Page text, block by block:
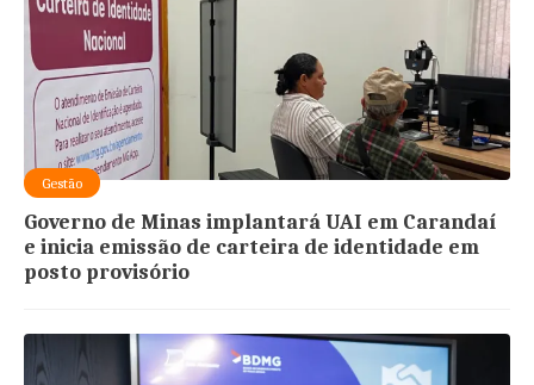
Gestão
Governo de Minas implantará UAI em Carandaí
e inicia emissão de carteira de identidade em
posto provisório